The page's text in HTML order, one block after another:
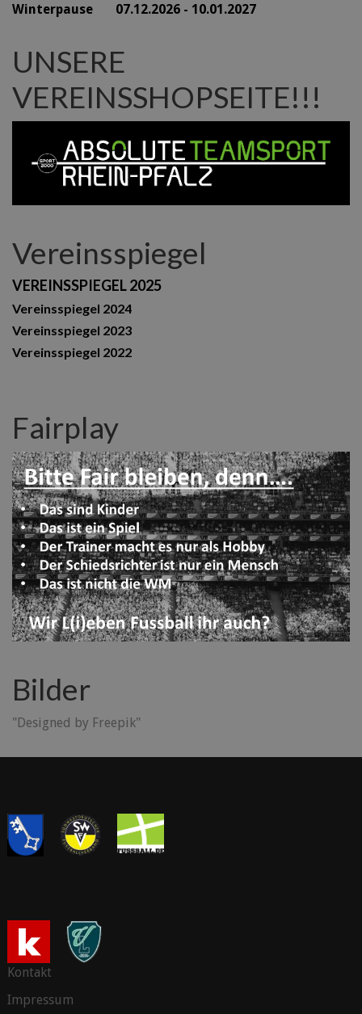
Winterpause 07.12.2026 - 10.01.2027
UNSERE
VEREINSSHOPSEITE!!!
Vereinsspiegel
VEREINSSPIEGEL 2025
Vereinsspiegel 2024
Vereinsspiegel 2023
Vereinsspiegel 2022
Fairplay
Bilder
"Designed by Freepik"
Kontakt
Impressum